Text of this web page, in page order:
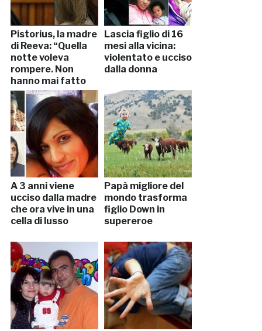
Pistorius, la madre
di Reeva: “Quella
notte voleva
rompere. Non
hanno mai fatto
sesso”
Lascia figlio di 16
mesi alla vicina:
violentato e ucciso
dalla donna
A 3 anni viene
ucciso dalla madre
che ora vive in una
cella di lusso
Papà migliore del
mondo trasforma
figlio Down in
supereroe